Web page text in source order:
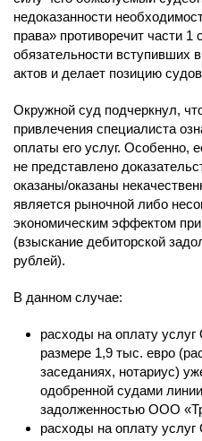
недоказанности
права» противоречит части
обязательности вступивших
актов и делает позицию
Окружной суд подчеркнул,
привлечения специалиста
оплаты его услуг. Особенно,
не представлено
оказаны/оказаны
является рыночной либо
экономическим эффектом
(взыскание дебиторской
рублей).
В данном случае:
расходы на оплату
размере 1,9 тыс. евро
заседаниях, нотариус)
одобренной судами
задолженностью ООО
расходы на оплату